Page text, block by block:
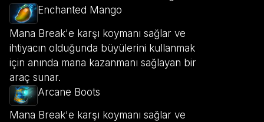
Enchanted Mango
Mana Break'e karşı koymanı sağlar ve
ihtiyacın olduğunda büyülerini kullanmak
için anında mana kazanmanı sağlayan bir
araç sunar.
Arcane Boots
Mana Break'e karşı koymanı sağlar ve